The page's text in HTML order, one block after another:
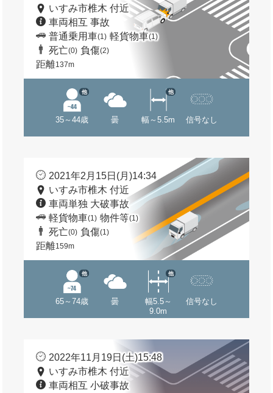
いすみ市椎木 付近
車両相互 事故
普通乗用車(1) 軽貨物車(1)
死亡(0) 負傷(2)
距離137m
35～44歳
他
曇 幅～5.5m
他
信号なし
2021年2月15日(月)14:34
いすみ市椎木 付近
車両単独 大破事故
軽貨物車(1) 物件等(1)
死亡(0) 負傷(1)
距離159m
65～74歳
他
曇
幅5.5～
9.0m
他
信号なし
2022年11月19日(土)15:48
いすみ市椎木 付近
車両相互 小破事故